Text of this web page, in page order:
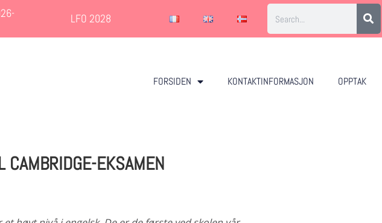
LFO 2028
FORSIDEN KONTAKTINFORMASJON OPPTAK
CAMBRIDGE-EKSAMEN